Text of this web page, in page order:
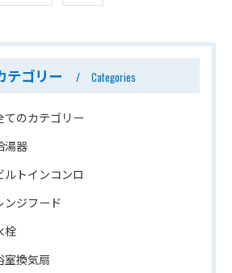
テゴリー Categories
てのカテゴリー
湯器
ルトインコンロ
ンジフード
栓
室換気扇